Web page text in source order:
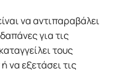
να αντιπαραβάλει
για τις
τους
να εξετάσει τις